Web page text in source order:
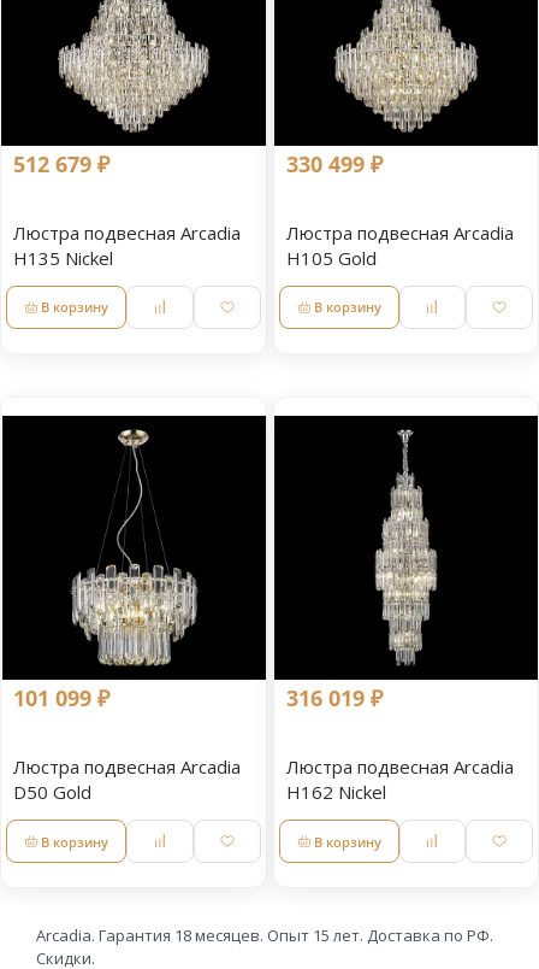
512 679 ₽
Люстра подвесная Arcadia
H135 Nickel
В корзину
330 499 ₽
Люстра подвесная Arcadia
H105 Gold
В корзину
101 099 ₽
Люстра подвесная Arcadia
D50 Gold
В корзину
316 019 ₽
Люстра подвесная Arcadia
H162 Nickel
В корзину
Arcadia. Гарантия 18 месяцев. Опыт 15 лет. Доставка по РФ.
Скидки.